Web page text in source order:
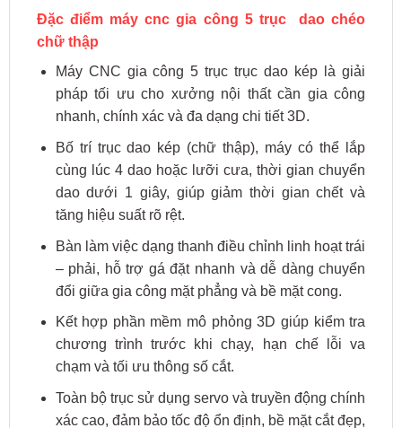
Đặc điểm máy cnc gia công 5 trục dao chéo
chữ thập
Máy CNC gia công 5 trục trục dao kép là giải
pháp tối ưu cho xưởng nội thất cần gia công
nhanh, chính xác và đa dạng chi tiết 3D.
Bố trí trục dao kép (chữ thập), máy có thể lắp
cùng lúc 4 dao hoặc lưỡi cưa, thời gian chuyển
dao dưới 1 giây, giúp giảm thời gian chết và
tăng hiệu suất rõ rệt.
Bàn làm việc dạng thanh điều chỉnh linh hoạt trái
– phải, hỗ trợ gá đặt nhanh và dễ dàng chuyển
đổi giữa gia công mặt phẳng và bề mặt cong.
Kết hợp phần mềm mô phỏng 3D giúp kiểm tra
chương trình trước khi chạy, hạn chế lỗi va
chạm và tối ưu thông số cắt.
Toàn bộ trục sử dụng servo và truyền động chính
xác cao, đảm bảo tốc độ ổn định, bề mặt cắt đẹp,